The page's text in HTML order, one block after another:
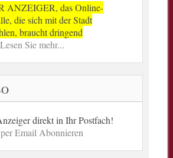
ANZEIGER, das Online-
die sich mit der Stadt
braucht dringend
Lesen Sie mehr...
direkt in Ihr Postfach!
Email Abonnieren